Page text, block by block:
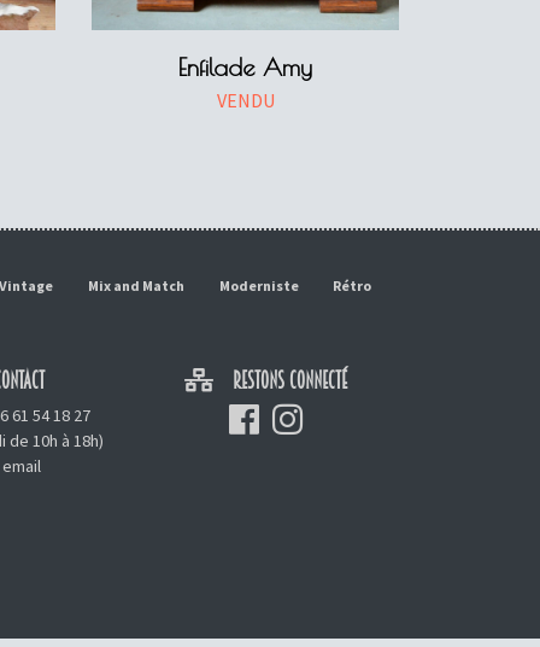
Enfilade Amy
VENDU
Mix and Match Moderniste
Rétro
61 54 18 27
de 10h à 18h)
RESTONS CONNECTÉ